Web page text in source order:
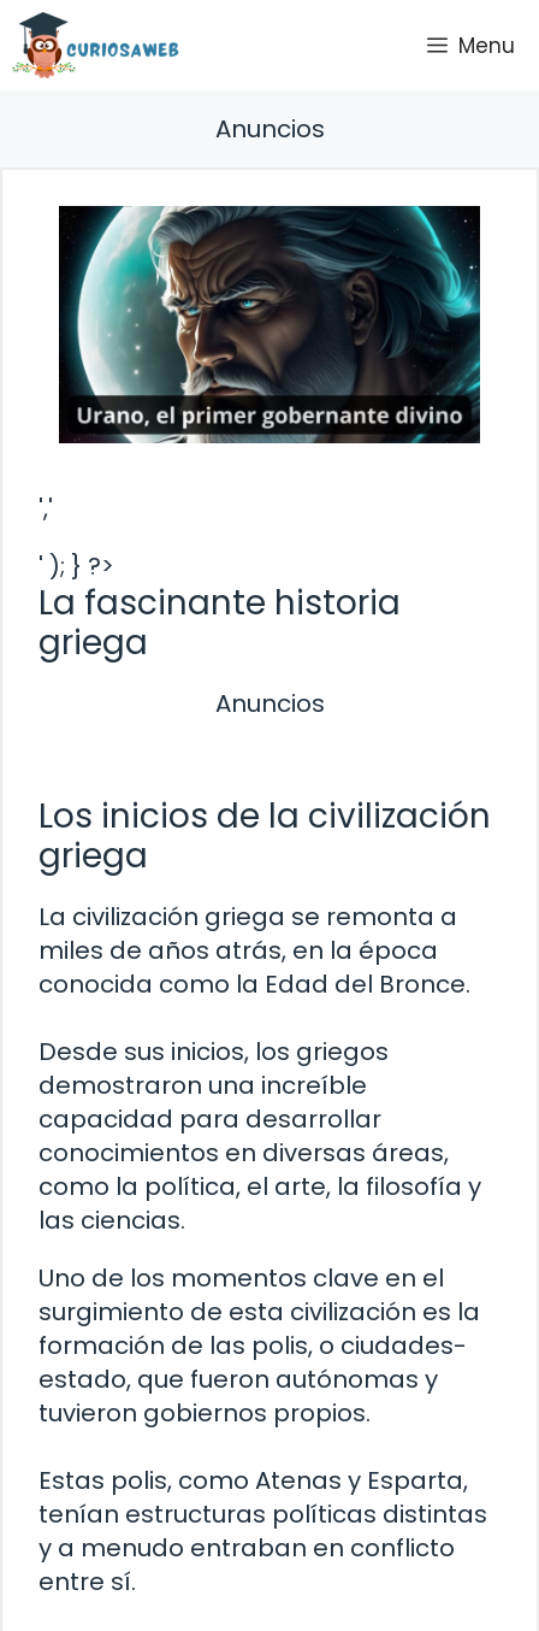
Saltar
contenido
Menu
Anuncios
','
' ); } ?>
La fascinante historia
griega
Anuncios
Los inicios de la civilización
griega
La civilización griega se remonta a
miles de años atrás, en la época
conocida como la Edad del Bronce.
Desde sus inicios, los griegos
demostraron una increíble
capacidad para desarrollar
conocimientos en diversas áreas,
como la política, el arte, la filosofía y
las ciencias.
Uno de los momentos clave en el
surgimiento de esta civilización es la
formación de las polis, o ciudades-
estado, que fueron autónomas y
tuvieron gobiernos propios.
Estas polis, como Atenas y Esparta,
tenían estructuras políticas distintas
y a menudo entraban en conflicto
entre sí.